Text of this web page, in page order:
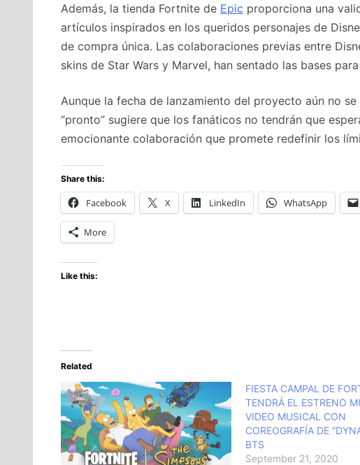
Además, la tienda Fortnite de Epic proporciona una
artículos inspirados en los queridos personajes de
de compra única. Las colaboraciones previas entre
skins de Star Wars y Marvel, han sentado las bases
Aunque la fecha de lanzamiento del proyecto aún no
“pronto” sugiere que los fanáticos no tendrán que
emocionante colaboración que promete redefinir los
Share this:
Facebook X LinkedIn WhatsApp
More
Like this:
Related
FIESTA CAMPAL DE
TENDRÁ EL ESTRENO
VIDEO MUSICAL CON
COREOGRAFÍA DE
BTS
September 21, 2020